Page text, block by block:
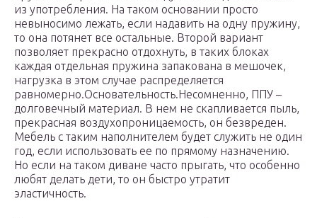
из употребления. На таком основании просто
невыносимо лежать, если надавить на одну пружину,
то она потянет все остальные. Второй вариант
позволяет прекрасно отдохнуть, в таких блоках
каждая отдельная пружина запакована в мешочек,
нагрузка в этом случае распределяется
равномерно.Основательность.Несомненно, ППУ –
долговечный материал. В нем не скапливается пыль,
прекрасная воздухопроницаемость, он безвреден.
Мебель с таким наполнителем будет служить не один
год, если использовать ее по прямому назначению.
Но если на таком диване часто прыгать, что особенно
любят делать дети, то он быстро утратит
эластичность.